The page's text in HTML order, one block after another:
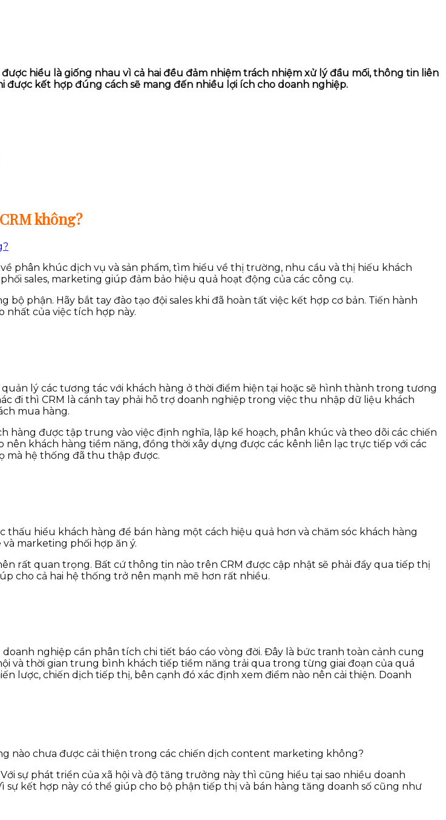
hiểu là giống nhau vì cả hai đều đảm nhiệm trách nhiệm xử lý đầu mối, thông tin liên
được kết hợp đúng cách sẽ mang đến nhiều lợi ích cho doanh nghiệp.
không?
phân khúc dịch vụ và sản phẩm, tìm hiểu về thị trường, nhu cầu và thị hiếu khách
sales, marketing giúp đảm bảo hiệu quả hoạt động của các công cụ.
phận. Hãy bắt tay đào tạo đội sales khi đã hoàn tất việc kết hợp cơ bản. Tiến hành
nhất của việc tích hợp này.
lý các tương tác với khách hàng ở thời điểm hiện tại hoặc sẽ hình thành trong tương
đi thì CRM là cánh tay phải hỗ trợ doanh nghiệp trong việc thu nhập dữ liệu khách
mua hàng.
được tập trung vào việc định nghĩa, lập kế hoạch, phân khúc và theo dõi các chiến
khách hàng tiềm năng, đồng thời xây dựng được các kênh liên lạc trực tiếp với các
mà hệ thống đã thu thập được.
hiểu khách hàng để bán hàng một cách hiệu quả hơn và chăm sóc khách hàng
marketing phối hợp ăn ý.
rất quan trọng. Bất cứ thông tin nào trên CRM được cập nhật sẽ phải đẩy qua tiếp thị
cho cả hai hệ thống trở nên mạnh mẽ hơn rất nhiều.
nghiệp cần phân tích chi tiết báo cáo vòng đời. Đây là bức tranh toàn cảnh cung
và thời gian trung bình khách tiếp tiềm năng trải qua trong từng giai đoạn của quá
lược, chiến dịch tiếp thị, bên cạnh đó xác định xem điểm nào nên cải thiện. Doanh
nào chưa được cải thiện trong các chiến dịch content marketing không?
sự phát triển của xã hội và độ tăng trưởng này thì cũng hiểu tại sao nhiều doanh
kết hợp này có thể giúp cho bộ phận tiếp thị và bán hàng tăng doanh số cũng như